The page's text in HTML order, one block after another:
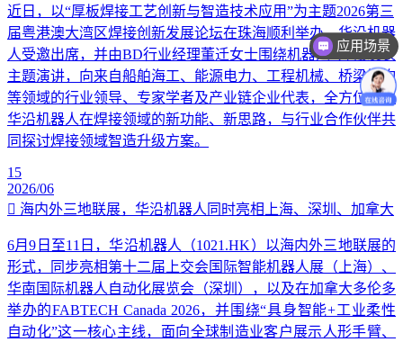
近日，以“厚板焊接工艺创新与智造技术应用”为主题2026第三
届粤港澳大湾区焊接创新发展论坛在珠海顺利举办。华沿机器
人受邀出席，并由BD行业经理董迁女士围绕机器人+焊接发表
主题演讲，向来自船舶海工、能源电力、工程机械、桥梁钢构
等领域的行业领导、专家学者及产业链企业代表，全方位讲解
华沿机器人在焊接领域的新功能、新思路，与行业合作伙伴共
同探讨焊接领域智造升级方案。
15
2026/06
海内外三地联展，华沿机器人同时亮相上海、深圳、加拿大
6月9日至11日，华沿机器人（1021.HK）以海内外三地联展的
形式，同步亮相第十二届上交会国际智能机器人展（上海）、
华南国际机器人自动化展览会（深圳），以及在加拿大多伦多
举办的FABTECH Canada 2026，并围绕“具身智能+工业柔性
自动化”这一核心主线，面向全球制造业客户展示人形手臂、
应用场景